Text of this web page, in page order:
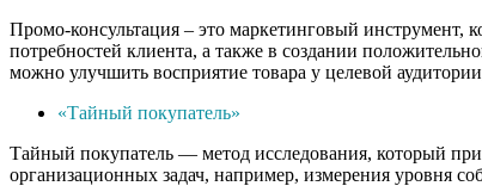
Промо-консультация – это маркетинговый инструмент,
потребностей клиента, а также в создании
можно улучшить восприятие товара у целевой
«Тайный покупатель»
Тайный покупатель — метод исследования, который
организационных задач, например, измерения уровня